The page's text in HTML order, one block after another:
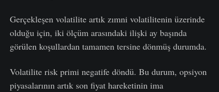
Gerçekleşen volatilite artık zımni volatilitenin üzerinde
olduğu için, iki ölçüm arasındaki ilişki ay başında
görülen koşullardan tamamen tersine dönmüş durumda.
Volatilite risk primi negatife döndü. Bu durum, opsiyon
piyasalarının artık son fiyat hareketinin ima